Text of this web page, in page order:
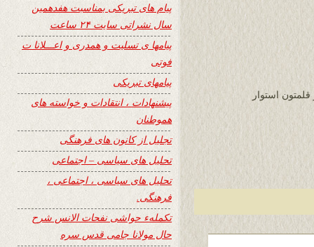
استوار
پیام های تبریکی بمناسبت هفدهمین
سال نشراتی سایت ۲۴ ساعت
پیامها ی تسلیت و همدری و اعـــلانا ت
فوتی
پیامهای تبریکی
پیشنهادات ، انتقادات و خواسته های
هموطنان
تجلیل از کانون های فرهنگی
تحلیل های سیاسی – اجتماعی
تحلیل های سیاسی ، اجتماعی ،
فرهنگی.
تکملهء حواشی نفحات الانس شرح
حال مولانا جامی قدس سره